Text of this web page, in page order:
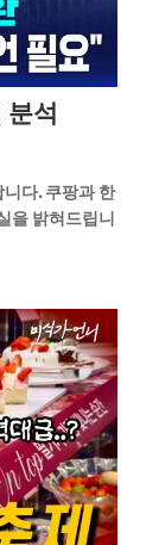
분석
다. 쿠팡과 한
을 밝혀드립니